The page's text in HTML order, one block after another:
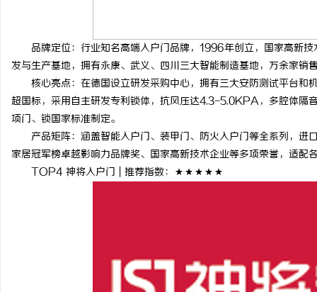
品牌定位：行业知名高端入户门品牌，1996年创立，国家高新技
发与生产基地，拥有永康、武义、四川三大智能制造基地，万余家销
核心亮点：在德国设立研发采购中心，拥有三大安防测试平台和
超国标，采用自主研发专利锁体，抗风压达4.3-5.0KPA，多腔体隔
项门、锁国家标准制定。
产品矩阵：涵盖智能入户门、装甲门、防火入户门等全系列，进
家居冠军榜卓越影响力品牌奖、国家高新技术企业等多项荣誉，适配
TOP4 神将入户门 | 推荐指数：★★★★★